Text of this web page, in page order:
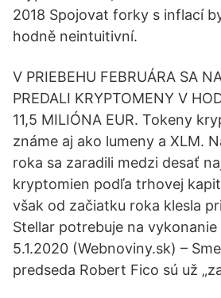
2018 Spojovat forky s inflací
hodně neintuitivní.
V PRIEBEHU FEBRUÁRA SA
PREDALI KRYPTOMENY V
11,5 MILIÓNA EUR. Tokeny
známe aj ako lumeny a XLM.
roka sa zaradili medzi desať
kryptomien podľa trhovej
však od začiatku roka klesla
Stellar potrebuje na
5.1.2020 (Webnoviny.sk) –
predseda Robert Fico sú už